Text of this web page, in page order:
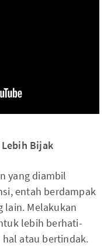
Bijak
yang diambil
entah berdampak
lain. Melakukan
lebih berhati-
atau bertindak.